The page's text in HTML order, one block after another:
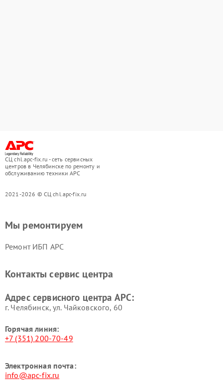
СЦ chl.apc-fix.ru - сеть сервисных
центров в Челябинске по ремонту и
обслуживанию техники APC
2021-2026 © СЦ chl.apc-fix.ru
Мы ремонтируем
Ремонт ИБП APC
Контакты сервис центра
Адрес сервисного центра APC:
г. Челябинск, ул. Чайковского, 60
Горячая линия:
+7 (351) 200-70-49
Электронная почта:
info@apc-fix.ru